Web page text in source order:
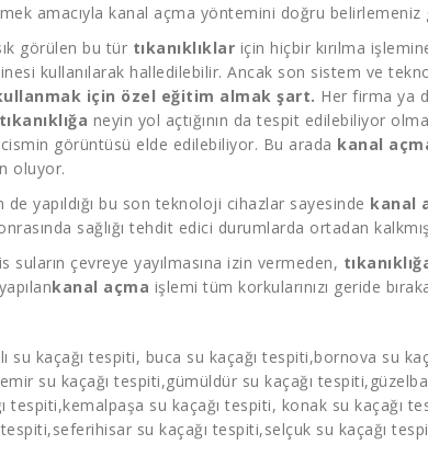
amacıyla kanal açma yöntemini doğru belirlemeniz
görülen bu tür tıkanıklıklar için hiçbir kırılma
kullanılarak halledilebilir. Ancak son sistem ve
için özel eğitim almak şart. Her firma ya
tıkanıklığa neyin yol açtığının da tespit edilebiliyor
görüntüsü elde edilebiliyor. Bu arada kanal
oluyor.
yapıldığı bu son teknoloji cihazlar sayesinde kanal
sağlığı tehdit edici durumlarda ortadan
çevreye yayılmasına izin vermeden,
kanal açma işlemi tüm korkularınızı geride
su kaçağı tespiti, buca su kaçağı tespiti,bornova su
su kaçağı tespiti,gümüldür su kaçağı tespiti
tespiti,kemalpaşa su kaçağı tespiti, konak su kaçağı
tespiti,seferihisar su kaçağı tespiti,selçuk su kaçağı